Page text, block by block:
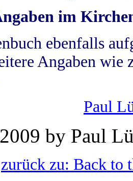
im
ebenfalls
Angaben wie
Paul
by Paul
zurück zu: Back to